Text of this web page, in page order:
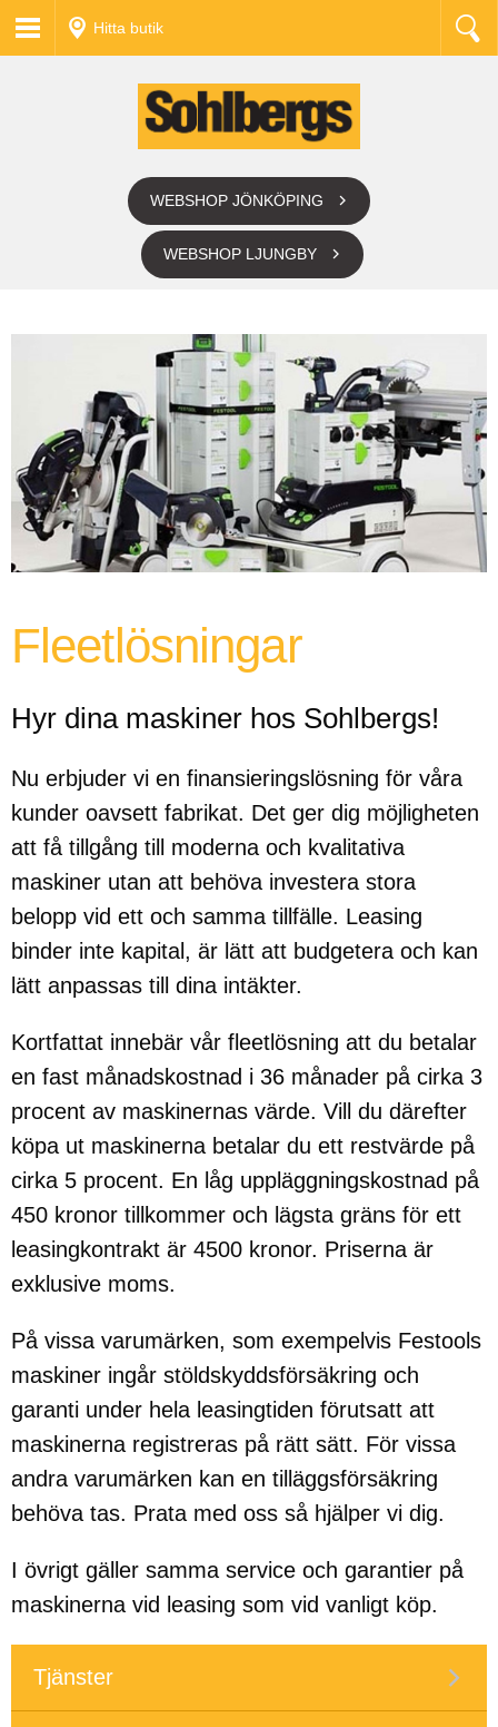
Hitta butik
WEBSHOP JÖNKÖPING
WEBSHOP LJUNGBY
Fleetlösningar
Hyr dina maskiner hos Sohlbergs!
Nu erbjuder vi en finansieringslösning för våra
kunder oavsett fabrikat. Det ger dig möjligheten
att få tillgång till moderna och kvalitativa
maskiner utan att behöva investera stora
belopp vid ett och samma tillfälle. Leasing
binder inte kapital, är lätt att budgetera och kan
lätt anpassas till dina intäkter.
Kortfattat innebär vår fleetlösning att du betalar
en fast månadskostnad i 36 månader på cirka 3
procent av maskinernas värde. Vill du därefter
köpa ut maskinerna betalar du ett restvärde på
cirka 5 procent. En låg uppläggningskostnad på
450 kronor tillkommer och lägsta gräns för ett
leasingkontrakt är 4500 kronor. Priserna är
exklusive moms.
På vissa varumärken, som exempelvis Festools
maskiner ingår stöldskyddsförsäkring och
garanti under hela leasingtiden förutsatt att
maskinerna registreras på rätt sätt. För vissa
andra varumärken kan en tilläggsförsäkring
behöva tas. Prata med oss så hjälper vi dig.
I övrigt gäller samma service och garantier på
maskinerna vid leasing som vid vanligt köp.
Tjänster